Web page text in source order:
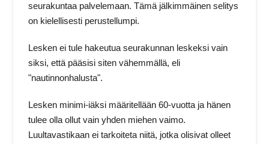
seurakuntaa palvelemaan. Tämä jälkimmäinen selitys
on kielellisesti perustellumpi.
Lesken ei tule hakeutua seurakunnan leskeksi vain
siksi, että pääsisi siten vähemmällä, eli
"nautinnonhalusta".
Lesken minimi-iäksi määritellään 60-vuotta ja hänen
tulee olla ollut vain yhden miehen vaimo.
Luultavastikaan ei tarkoiteta niitä, jotka olisivat olleet